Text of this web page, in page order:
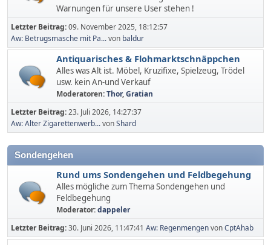
Warnungen für unsere User stehen !
Letzter Beitrag:09. November 2025, 18:12:57
Aw: Betrugsmasche mit Pa...von baldur
Antiquarisches & Flohmarktschnäppchen
Alles was Alt ist. Möbel, Kruzifixe, Spielzeug, Trödel
usw. kein An-und Verkauf
Moderatoren:Thor,Gratian
Letzter Beitrag:23. Juli 2026, 14:27:37
Aw: Alter Zigarettenwerb...vonShard
Sondengehen
Rund ums Sondengehen und Feldbegehung
Alles mögliche zum Thema Sondengehen und
Feldbegehung
Moderator:dappeler
Letzter Beitrag:30. Juni 2026, 11:47:41 Aw: RegenmengenvonCptAhab